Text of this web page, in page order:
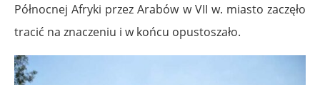
Północnej Afryki przez Arabów w VII w. miasto zaczęło
tracić na znaczeniu i w końcu opustoszało.